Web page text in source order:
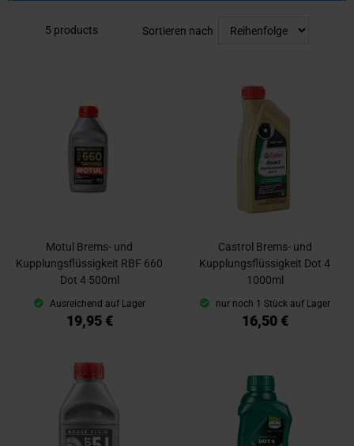
5 products Sortieren nach
Motul Brems- und
Kupplungsflüssigkeit RBF 660
Dot 4 500ml
Ausreichend auf Lager
19,95 €
Castrol Brems- und
Kupplungsflüssigkeit Dot 4
1000ml
nur noch 1 Stück auf Lager
16,50 €